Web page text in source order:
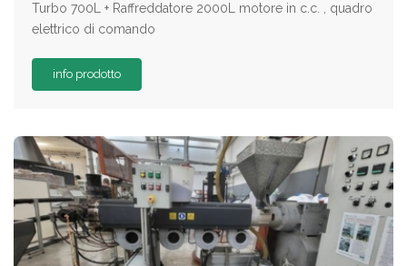
Turbo 700L + Raffreddatore 2000L motore in c.c. , quadro
elettrico di comando
info prodotto